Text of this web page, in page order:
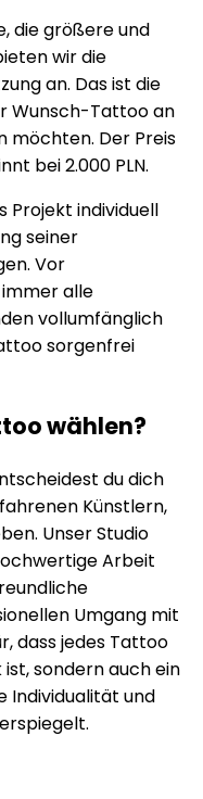
die größere und
wir die
an. Das ist die
Wunsch-Tattoo an
möchten. Der Preis
bei 2.000 PLN.
Projekt individuell
seiner
Vor
alle
vollumfänglich
sorgenfrei
wählen?
du dich
Künstlern,
Unser Studio
Arbeit
Umgang mit
dass jedes Tattoo
sondern auch ein
Individualität und